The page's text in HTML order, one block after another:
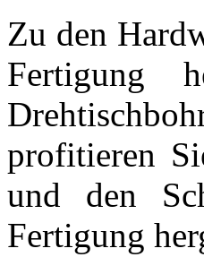
Zu den
Fertigung
profitieren
und den
Fertigung